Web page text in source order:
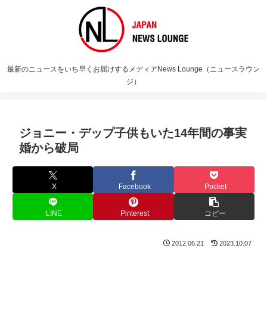
最新のニュースをいち早くお届けするメディアNews Lounge（ニュースラウン
ジ）
ジョニー・デップ子供もいた14年間の事実
婚から破局
X Facebook Pocket
LINE Pinterest コピー
2012.06.21 2023.10.07